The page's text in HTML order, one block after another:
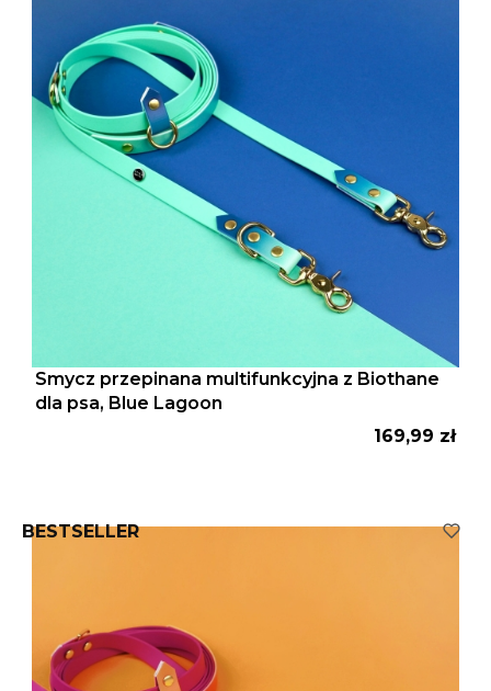
Smycz przepinana multifunkcyjna z Biothane
dla psa, Blue Lagoon
Cena
169,99 zł
BESTSELLER